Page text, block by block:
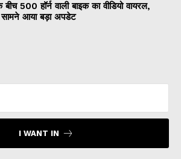
बीच 500 हॉर्न वाली बाइक का वीडियो वायरल,
सामने आया बड़ा अपडेट
I WANT IN